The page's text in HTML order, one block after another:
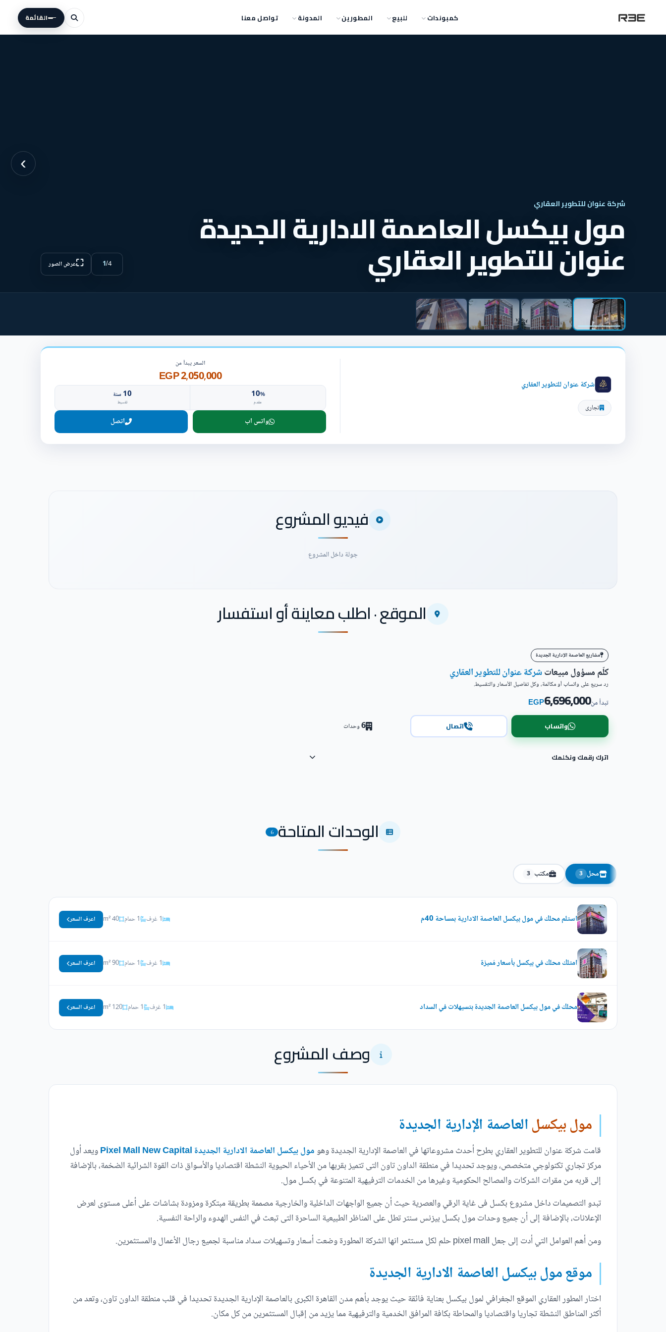
كمبوندات للبيع المطورين المدونة تواصل معنا القائمة
›
شركة عنوان للتطوير العقاري
مول بيكسل العاصمة الادارية الجديدة
عنوان للتطوير العقاري 1/4
⛶عرض الصور
شركة عنوان للتطوير العقاري
تجارى
السعر يبدأ من
2,050,000 EGP
10%
مقدم
10 سنة
تقسيط
واتس اب اتصل
فيديو المشروع
جولة داخل المشروع
الموقع · اطلب معاينة أو استفسار
مشاريع العاصمة الإدارية الجديدة
كلّم مسؤول مبيعاتشركة عنوان للتطوير العقاري
رد سريع على واتساب أو مكالمة، وكل تفاصيل الأسعار والتقسيط.
تبدأ من6,696,000
EGP
واتساب اتصال 6وحدات
اترك رقمك ونكلمك
الوحدات المتاحة 6
محل 3 مكتب 3
استلم محلك في مول بيكسل العاصمة الادارية بمساحة 40م 1 غرف 1 حمام 40 m² اعرف السعر
امتلك محلك في بيكسل بأسعار مُميزة 1 غرف 1 حمام 90 m² اعرف السعر
محلك في مول بيكسل العاصمة الجديدة بتسيهلات في السداد 1 غرف 1 حمام 120 m² اعرف السعر
وصف المشروع
مول بيكسلالعاصمة الإدارية الجديدة
قامت شركة عنوان للتطوير العقاري بطرح أحدث مشروعاتها في العاصمة الإدارية الجديدة وهومول بيكسل العاصمة الادارية الجديدة Pixel Mall New Capital
ويعد أول
مركز تجاري تكنولوجي متخصص، ويوجد تحديدا في منطقة الداون تاون التى تتميز بقربها من الأحياء الحيوية النشطة اقتصاديا والأسواق ذات القوة الشرائية الضخمة، بالإضافة
إلى قربه من مقرات الشركات والمصالح الحكومية وغيرها من الخدمات الترفيهية المتنوعة في بكسل مول.
تبدو التصميمات داخل مشروع بكسل فى غاية الرقي والعصرية حيث أن جميع الواجهات الداخلية والخارجية مصممة بطريقة مبتكرة ومزودة بشاشات على أعلى مستوى لعرض
الإعلانات، بالإضافة إلى أن جميع وحدات مول بكسل بيزنس سنتر تطل على المناظر الطبيعية الساحرة التى تبعث في النفس الهدوء والراحة النفسية.
ومن أهم العوامل التي أدت إلى جعل pixel mall حلم لكل مستثمر انها الشركة المطورة وضعت أسعار وتسهيلات سداد مناسبة لجميع رجال الأعمال والمستثمرين.
موقع مول بيكسل العاصمة الادارية الجديدة
اختار المطور العقاري الموقع الجغرافي لمول بيكسل بعناية فائقة حيث يوجد بأهم مدن القاهرة الكبرى بالعاصمة الإدارية الجديدة تحديدا في قلب منطقة الداون تاون، وتعد من
أكثر المناطق النشطة تجاريا واقتصاديا والمحاطة بكافة المرافق الخدمية والترفيهية مما يزيد من إقبال المستثمرين من كل مكان.